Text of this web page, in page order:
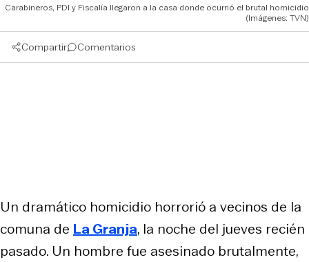
Carabineros, PDI y Fiscalía llegaron a la casa donde ocurrió el brutal homicidio
(Imágenes: TVN)
Compartir Comentarios
Un dramático homicidio horrorió a vecinos de la
comuna de La Granja, la noche del jueves recién
pasado. Un hombre fue asesinado brutalmente,